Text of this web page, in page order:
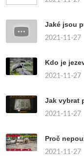
Jaké jsou
2021-11-27
Kdo je
2021-11-27
Jak vybrat
2021-11-27
Proč
2021-11-27